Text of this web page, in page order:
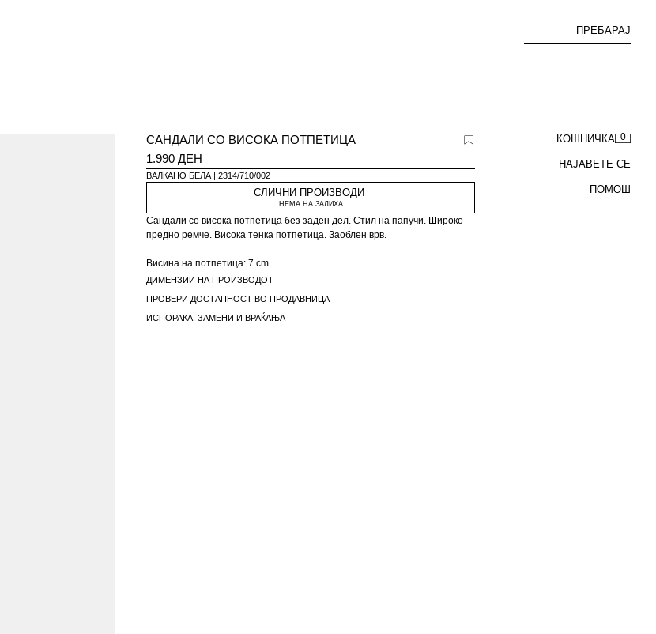
ПРЕБАРАЈ
КОШНИЧКА 0
НАЈАВЕТЕ СЕ
ПОМОШ
САНДАЛИ СО ВИСОКА ПОТПЕТИЦА
1.990 ДЕН
ВАЛКАНО БЕЛА 2314/710/002
СЛИЧНИ ПРОИЗВОДИ
НЕМА НА ЗАЛИХА
Сандали со висока потпетица без заден дел. Стил на папучи. Широко
предно ремче. Висока тенка потпетица. Заоблен врв.
Висина на потпетица: 7 cm.
ДИМЕНЗИИ НА ПРОИЗВОДОТ
ПРОВЕРИ ДОСТАПНОСТ ВО ПРОДАВНИЦА
ИСПОРАКА, ЗАМЕНИ И ВРАЌАЊА